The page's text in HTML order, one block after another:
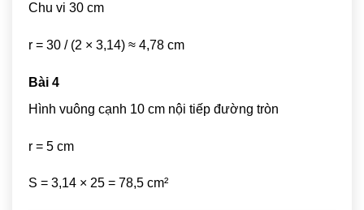
Chu vi 30 cm
r = 30 / (2 × 3,14) ≈ 4,78 cm
Bài 4
Hình vuông cạnh 10 cm nội tiếp đường tròn
r = 5 cm
S = 3,14 × 25 = 78,5 cm²